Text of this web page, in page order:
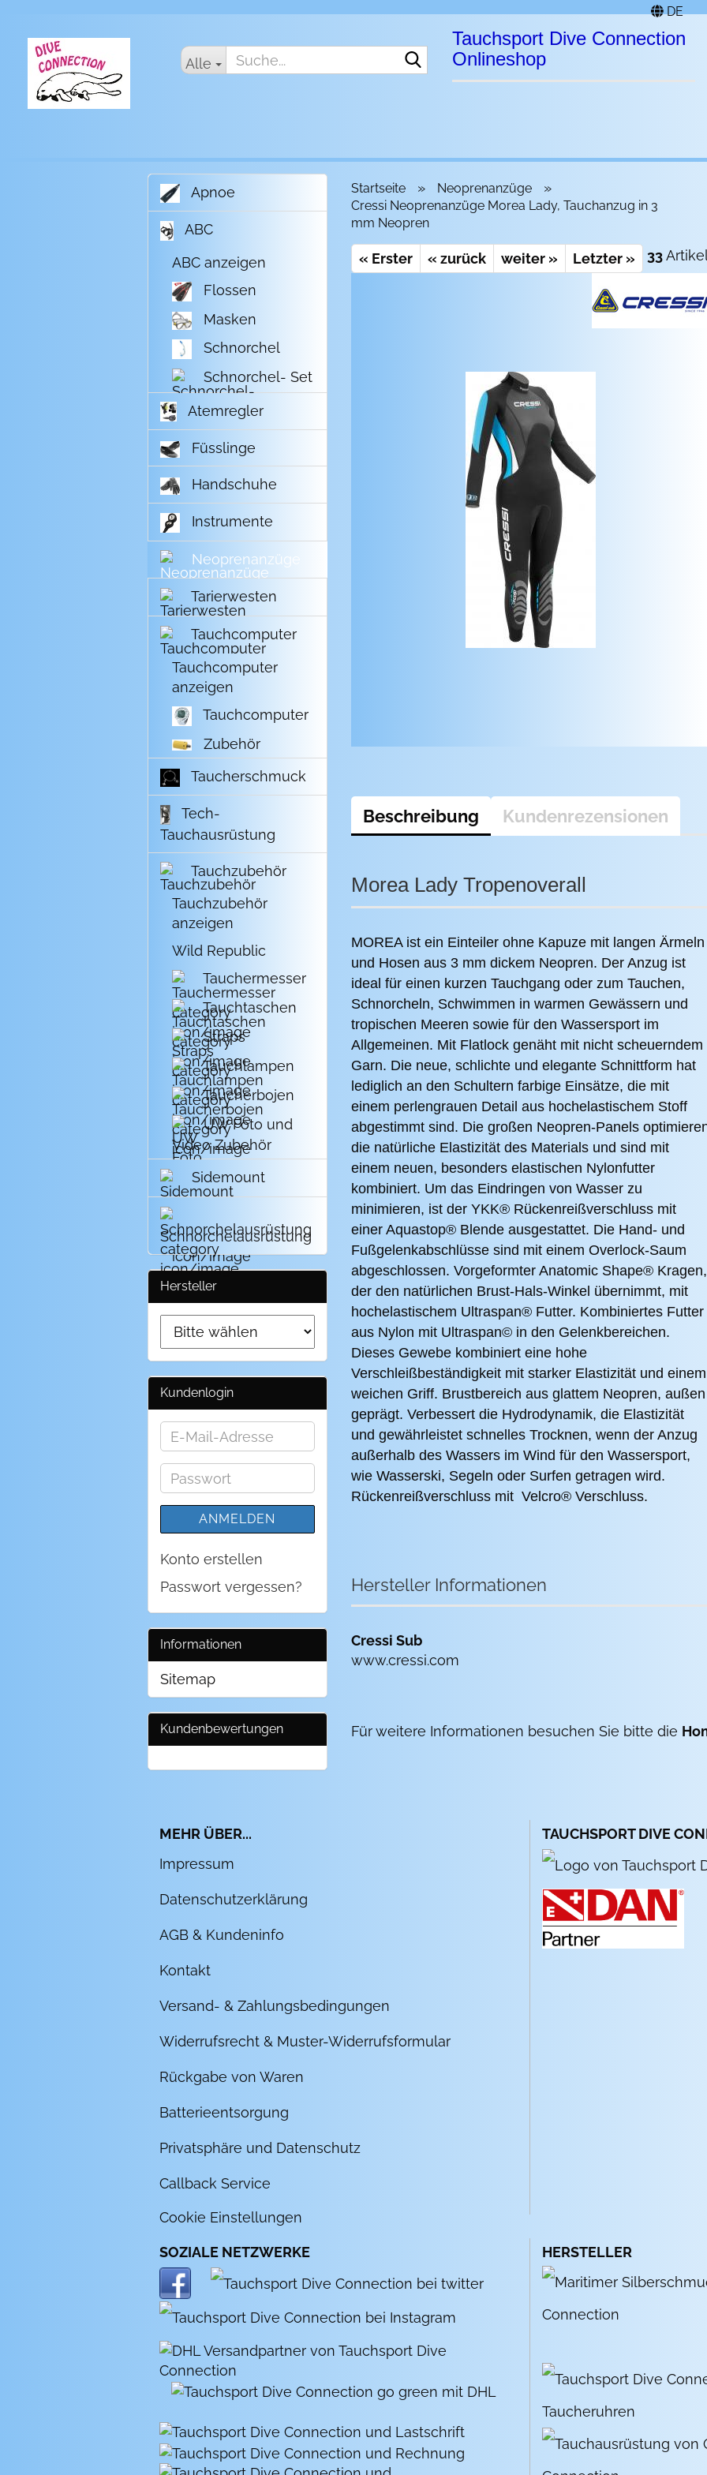
DE
Alle
Suche...
Tauchsport Dive Connection
Onlineshop
Startseite » Neoprenanzüge »
Cressi Neoprenanzüge Morea Lady, Tauchanzug in 3
mm Neopren
« Erster « zurück weiter » Letzter » 33
Beschreibung Kundenrezensionen
Morea Lady Tropenoverall
MOREA ist ein Einteiler ohne Kapuze mit langen Ärmeln
und Hosen aus 3 mm dickem Neopren. Der Anzug ist
ideal für einen kurzen Tauchgang oder zum Tauchen,
Schnorcheln, Schwimmen in warmen Gewässern und
tropischen Meeren sowie für den Wassersport im
Allgemeinen. Mit Flatlock genäht mit nicht scheuerndem
Garn. Die neue, schlichte und elegante Schnittform hat
lediglich an den Schultern farbige Einsätze, die mit
einem perlengrauen Detail aus hochelastischem Stoff
abgestimmt sind. Die großen Neopren-Panels
die natürliche Elastizität des Materials und sind mit
einem neuen, besonders elastischen Nylonfutter
kombiniert. Um das Eindringen von Wasser zu
minimieren, ist der YKK® Rückenreißverschluss mit
einer Aquastop® Blende ausgestattet. Die Hand- und
Fußgelenkabschlüsse sind mit einem Overlock-Saum
abgeschlossen. Vorgeformter Anatomic Shape® Kragen,
der den natürlichen Brust-Hals-Winkel übernimmt, mit
hochelastischem Ultraspan® Futter. Kombiniertes Futter
aus Nylon mit Ultraspan© in den Gelenkbereichen.
Dieses Gewebe kombiniert eine hohe
Verschleißbeständigkeit mit starker Elastizität und einem
weichen Griff. Brustbereich aus glattem Neopren, außen
geprägt. Verbessert die Hydrodynamik, die Elastizität
und gewährleistet schnelles Trocknen, wenn der Anzug
außerhalb des Wassers im Wind für den Wassersport,
wie Wasserski, Segeln oder Surfen getragen wird.
Rückenreißverschluss mit Velcro® Verschluss.
Hersteller Informationen
Cressi Sub
www.cressi.com
Für weitere Informationen besuchen Sie bitte die
Apnoe
ABC
ABC anzeigen
Flossen
Masken
Schnorchel
Schnorchel- Set
Atemregler
Füsslinge
Handschuhe
Instrumente
Neoprenanzüge
Tarierwesten
Tauchcomputer
Tauchcomputer
anzeigen
Tauchcomputer
Zubehör
Taucherschmuck
Tech-
Tauchausrüstung
Tauchzubehör
Tauchzubehör
anzeigen
Wild Republic
Tauchermesser
Tauchtaschen
Straps
Tauchlampen
Taucherbojen
UW Foto und
Video Zubehör
Sidemount
Schnorchelausrüstung
Hersteller
Kundenlogin
E-
Adresse
Passwort
ANMELDEN
Konto erstellen
Passwort vergessen?
Informationen
Sitemap
Kundenbewertungen
MEHR ÜBER...
Impressum
Datenschutzerklärung
AGB & Kundeninfo
Kontakt
Versand- & Zahlungsbedingungen
Widerrufsrecht & Muster-Widerrufsformular
Rückgabe von Waren
Batterieentsorgung
Privatsphäre und Datenschutz
Callback Service
Cookie Einstellungen
TAUCHSPORT DIVE
SOZIALE NETZWERKE HERSTELLER